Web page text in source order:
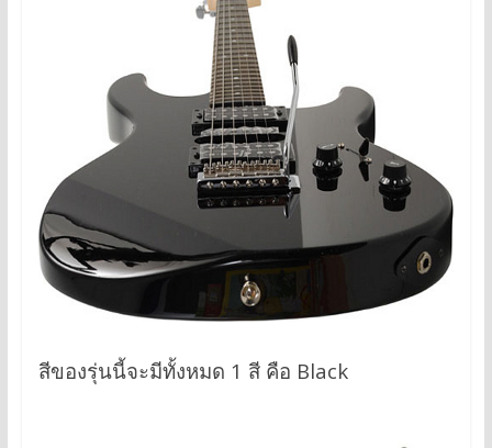
สีของรุ่นนี้จะมีทั้งหมด 1 สี คือ Black